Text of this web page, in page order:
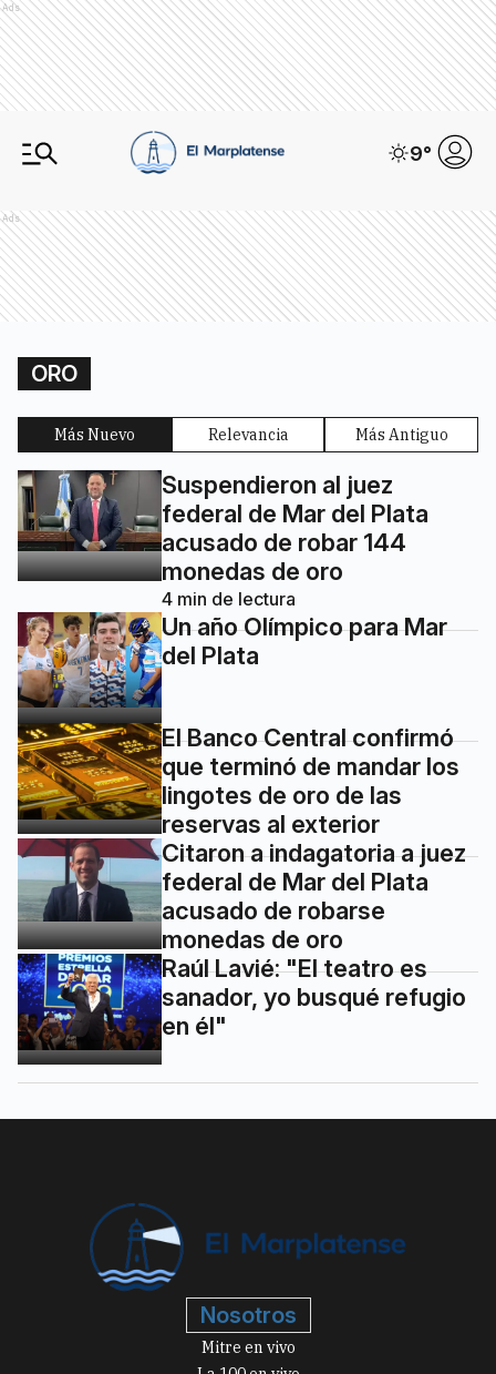
Ads
9°
Ads
ORO
Más Nuevo Relevancia Más Antiguo
Suspendieron al juez
federal de Mar del Plata
acusado de robar 144
monedas de oro
4 min de lectura
Un año Olímpico para Mar
del Plata
El Banco Central confirmó
que terminó de mandar los
lingotes de oro de las
reservas al exterior
Citaron a indagatoria a juez
federal de Mar del Plata
acusado de robarse
monedas de oro
Raúl Lavié: "El teatro es
sanador, yo busqué refugio
en él"
Nosotros
Mitre en vivo